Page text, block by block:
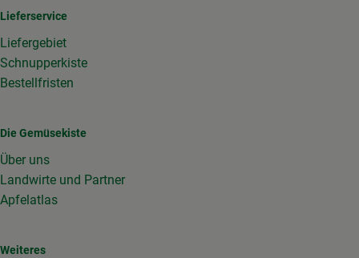
Lieferservice
Liefergebiet
Schnupperkiste
Bestellfristen
Die Gemüsekiste
Über uns
Landwirte und Partner
Apfelatlas
Weiteres